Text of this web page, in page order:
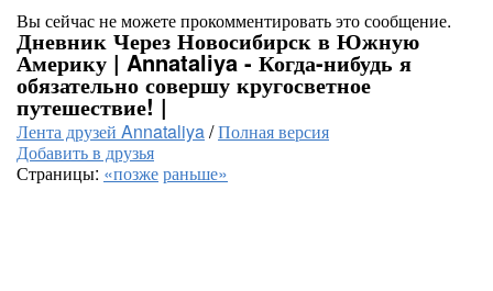
Вы сейчас не можете прокомментировать это сообщение.
Дневник Через Новосибирск в Южную
Америку | Annataliya - Когда-нибудь я
обязательно совершу кругосветное
путешествие! |
Лента друзей Annataliya/Полная версия
Добавить в друзья
Страницы: «позжераньше»